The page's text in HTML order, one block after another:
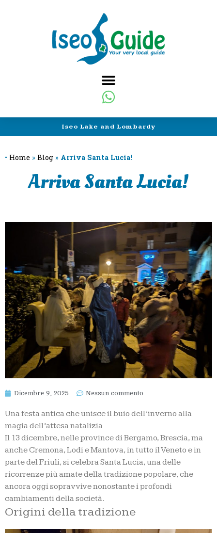
Iseo Lake and Lombardy
• Home » Blog » Arriva Santa Lucia!
Arriva Santa Lucia!
Dicembre 9, 2025 Nessun commento
Una festa antica che unisce il buio dell’inverno alla
magia dell’attesa natalizia
Il 13 dicembre, nelle province di Bergamo, Brescia, ma
anche Cremona, Lodi e Mantova, in tutto il Veneto e in
parte del Friuli, si celebra Santa Lucia, una delle
ricorrenze più amate della tradizione popolare, che
ancora oggi sopravvive nonostante i profondi
cambiamenti della società.
Origini della tradizione